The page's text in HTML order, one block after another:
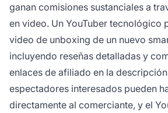
ganan comisiones sustanciales a
en video. Un YouTuber tecnológico
video de unboxing de un nuevo
incluyendo reseñas detalladas y
enlaces de afiliado en la
espectadores interesados pueden
directamente al comerciante, y el